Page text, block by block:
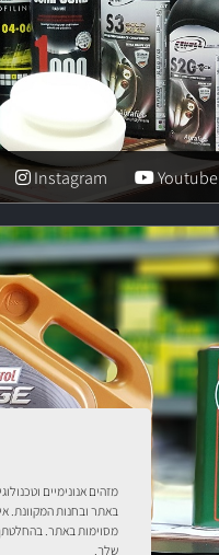
מזהים אנונימיים
באתר ובחנות המקוונת.
מסוימות באתר.
שלך.
Youtube
Instagram